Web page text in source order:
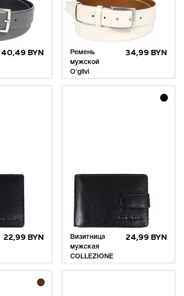
40,49 BYN
Ремень
мужской
O'gilvi
34,99 BYN
22,99 BYN
Визитница
мужская
COLLEZIONE
24,99 BYN